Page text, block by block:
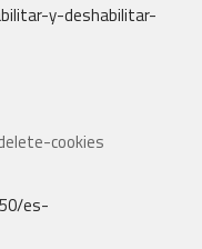
y-deshabilitar-
cookies
es-